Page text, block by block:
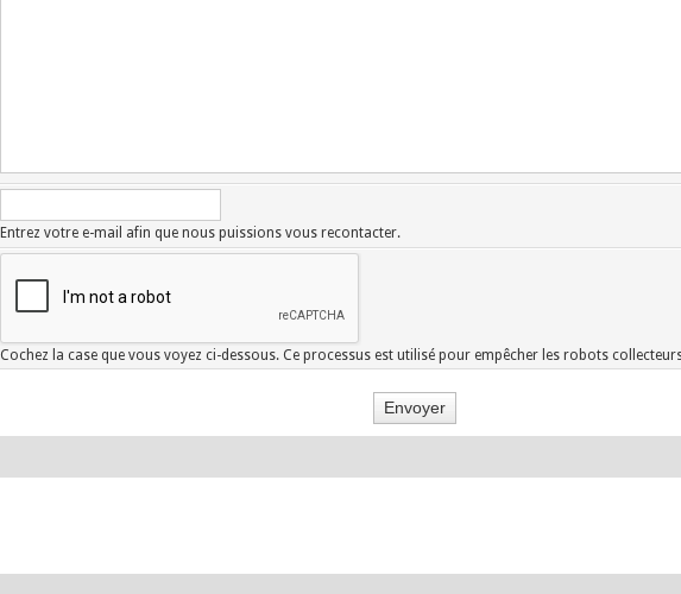
Entrez votre e-mail afin que nous puissions vous recontacter.
Cochez la case que vous voyez ci-dessous. Ce processus est utilisé pour empêcher les robots